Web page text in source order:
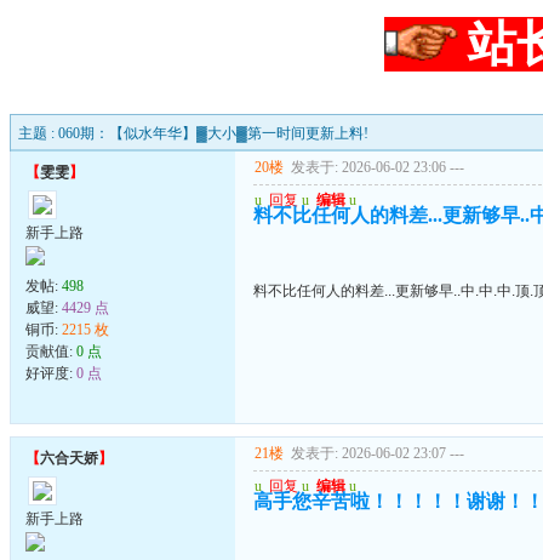
站
主题 : 060期：【似水年华】▓大小▓第一时间更新上料!
【雯雯】
新手上路
发帖: 498
威望: 4429 点
铜币: 2215 枚
贡献值: 0 点
好评度: 0 点
20楼 发表于: 2026-06-02 23:06 ---
u 回复 u 编辑 u
料不比任何人的料差...更新够早..
料不比任何人的料差...更新够早..中.中.中.顶.
【六合天娇】
新手上路
21楼 发表于: 2026-06-02 23:07 ---
u 回复 u 编辑 u
高手您辛苦啦！！！！！谢谢！